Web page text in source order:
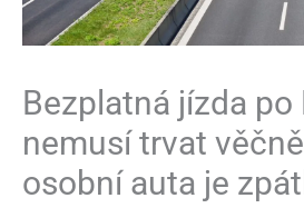
Bezplatná jízda po
nemusí trvat
osobní auta je